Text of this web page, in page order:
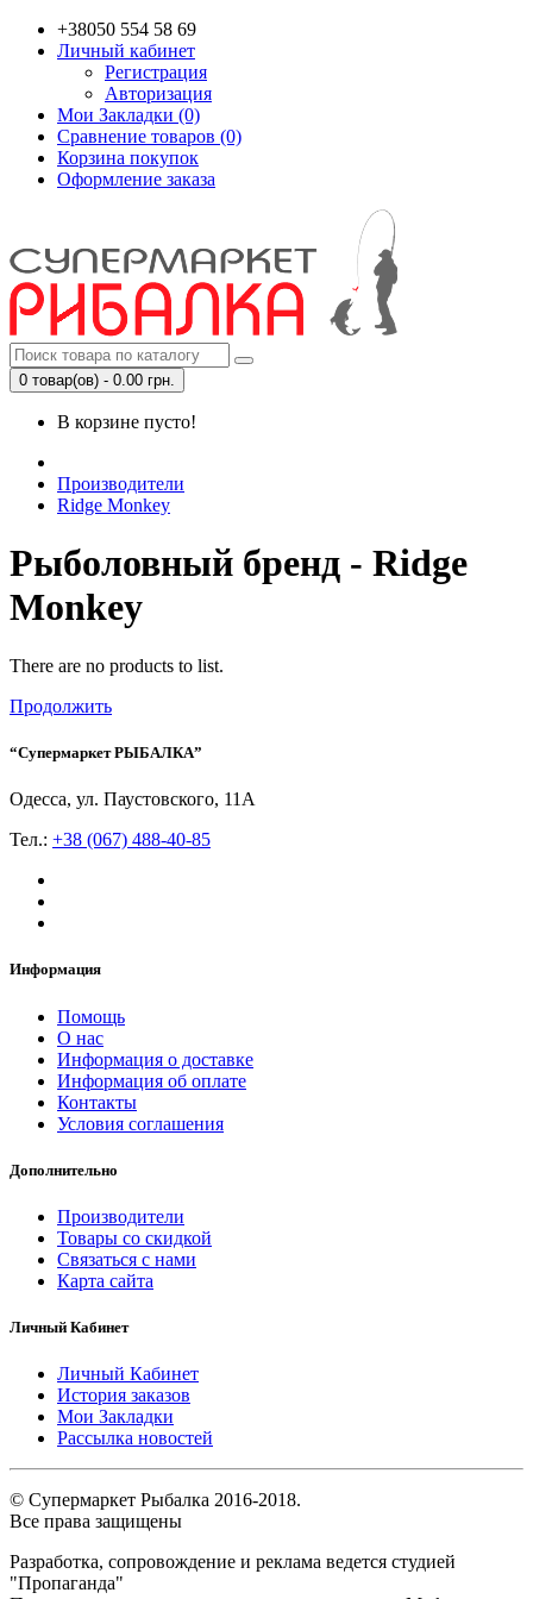
+38050 554 58 69
Личный кабинет
Регистрация
Авторизация
Мои Закладки (0)
Сравнение товаров (0)
Корзина покупок
Оформление заказа
0 товар(ов) - 0.00 грн.
В корзине пусто!
Производители
Ridge Monkey
Рыболовный бренд - Ridge
Monkey
There are no products to list.
Продолжить
“Супермаркет РЫБАЛКА”
Одесса, ул. Паустовского, 11А
Тел.: +38 (067) 488-40-85
Информация
Помощь
О нас
Информация о доставке
Информация об оплате
Контакты
Условия соглашения
Дополнительно
Производители
Товары со скидкой
Связаться с нами
Карта сайта
Личный Кабинет
Личный Кабинет
История заказов
Мои Закладки
Рассылка новостей
© Супермаркет Рыбалка 2016-2018.
Все права защищены
Разработка, сопровождение и реклама ведется студией
"Пропаганда"